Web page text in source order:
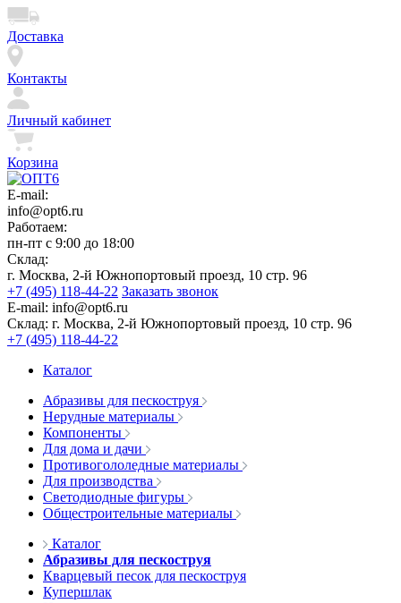
Доставка
Контакты
Личный кабинет
Корзина
E-mail:
info@opt6.ru
Работаем:
пн-пт с 9:00 до 18:00
Склад:
г. Москва, 2-й Южнопортовый проезд, 10 стр. 96
+7 (495) 118-44-22 Заказать звонок
E-mail: info@opt6.ru
Склад: г. Москва, 2-й Южнопортовый проезд, 10 стр. 96
+7 (495) 118-44-22
Каталог
Абразивы для пескоструя
Нерудные материалы
Компоненты
Для дома и дачи
Противогололедные материалы
Для производства
Светодиодные фигуры
Общестроительные материалы
Каталог
Абразивы для пескоструя
Кварцевый песок для пескоструя
Купершлак